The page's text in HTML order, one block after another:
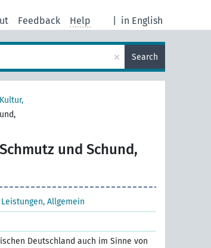
in English
Feedback Help
× Search
und Schund,
Allgemein
Deutschland auch im Sinne von